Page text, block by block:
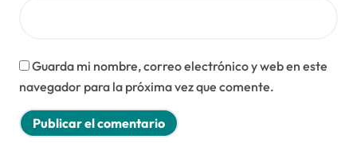
Guarda mi nombre, correo electrónico y web en este
navegador para la próxima vez que comente.